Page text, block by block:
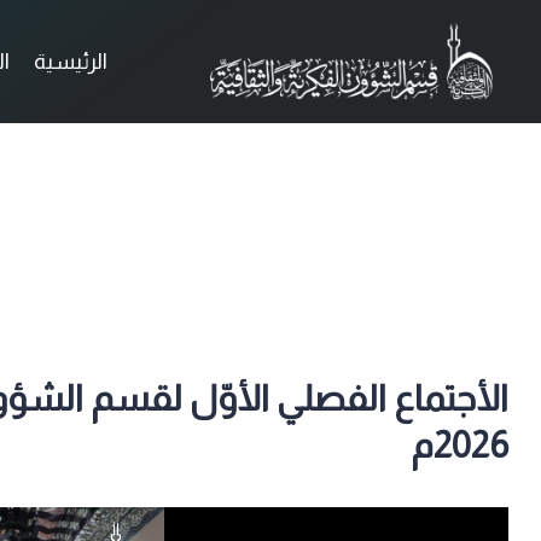
الرئيسية
الأجتماع الفصلي الأوّل لقسم
2026م